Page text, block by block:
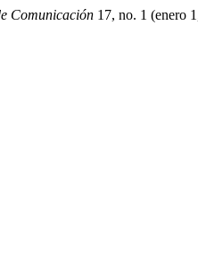
Comunicación 17, no. 1 (enero